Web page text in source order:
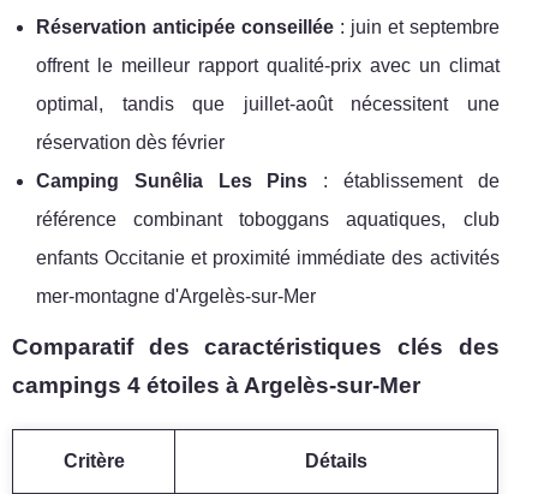
Réservation anticipée conseillée: juin et septembre
offrent le meilleur rapport qualité-prix avec un climat
optimal, tandis que juillet-août nécessitent une
réservation dès février
Camping Sunêlia Les Pins : établissement de
référence combinant toboggans aquatiques, club
enfants Occitanie et proximité immédiate des activités
mer-montagne d'Argelès-sur-Mer
Comparatif des caractéristiques clés des
campings 4 étoiles à Argelès-sur-Mer
Critère Détails